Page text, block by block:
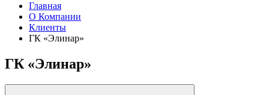
Главная
О Компании
Клиенты
ГК «Элинар»
ГК «Элинар»